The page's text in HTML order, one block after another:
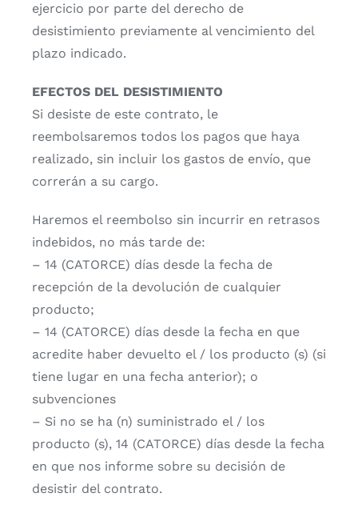
ejercicio por parte del derecho de
desistimiento previamente al vencimiento del
plazo indicado.
EFECTOS DEL DESISTIMIENTO
Si desiste de este contrato, le
reembolsaremos todos los pagos que haya
realizado, sin incluir los gastos de envío, que
correrán a su cargo.
Haremos el reembolso sin incurrir en retrasos
indebidos, no más tarde de:
– 14 (CATORCE) días desde la fecha de
recepción de la devolución de cualquier
producto;
– 14 (CATORCE) días desde la fecha en que
acredite haber devuelto el / los producto (s) (si
tiene lugar en una fecha anterior); o
subvenciones
– Si no se ha (n) suministrado el / los
producto (s), 14 (CATORCE) días desde la fecha
en que nos informe sobre su decisión de
desistir del contrato.